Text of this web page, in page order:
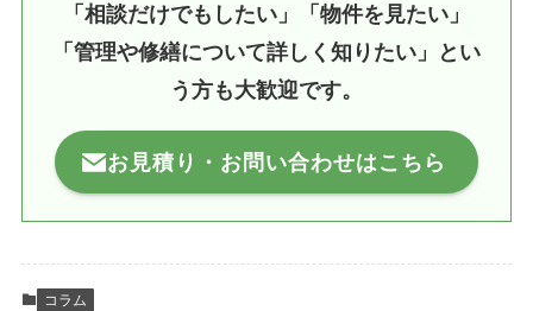
「相談だけでもしたい」「物件を見たい」
「管理や修繕について詳しく知りたい」とい
う方も大歓迎です。
お見積り・お問い合わせはこちら
コラム